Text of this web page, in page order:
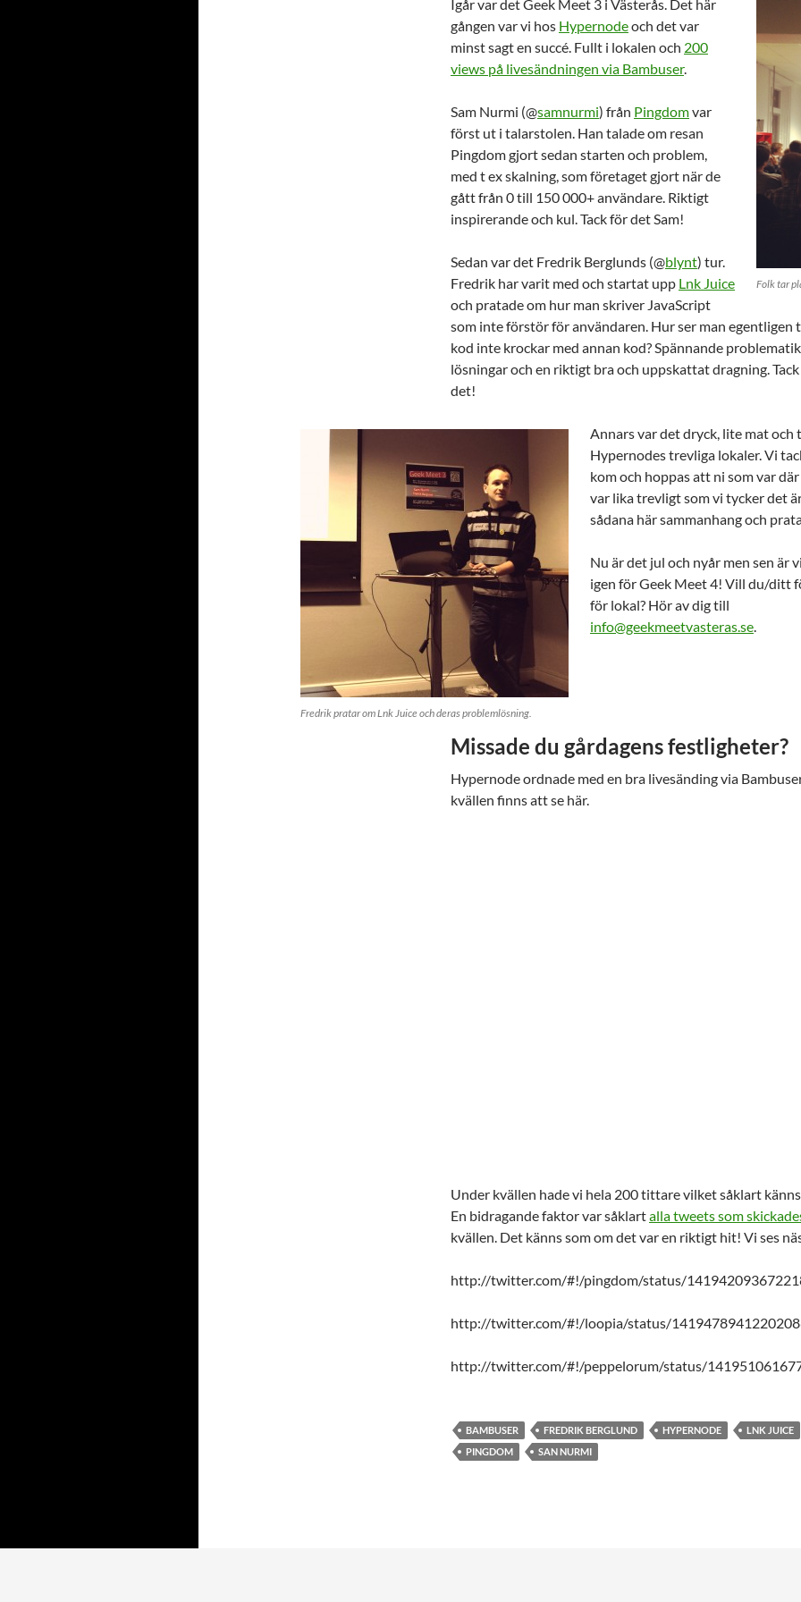
Folk tar
Igår var det Geek Meet 3 i Västerås. Det här
gången var vi hos Hypernodeoch det var
minst sagt en succé. Fullt i lokalen och 200
views på livesändningen via Bambuser.
Sam Nurmi (@samnurmi) från Pingdomvar
först ut i talarstolen. Han talade om resan
Pingdom gjort sedan starten och problem,
med t ex skalning, som företaget gjort när de
gått från 0 till 150 000+ användare. Riktigt
inspirerande och kul. Tack för det Sam!
Sedan var det Fredrik Berglunds (@blynt) tur.
Fredrik har varit med och startat upp Lnk Juice
och pratade om hur man skriver JavaScript
som inte förstör för användaren. Hur ser man egentligen
kod inte krockar med annan kod? Spännande
lösningar och en riktigt bra och uppskattat dragning.
det!
Fredrik pratar om Lnk Juice och deras problemlösning.
Annars var det dryck, lite mat och
Hypernodes trevliga lokaler. Vi
kom och hoppas att ni som var
var lika trevligt som vi tycker det
sådana här sammanhang och
Nu är det jul och nyår men sen är
igen för Geek Meet 4! Vill du/ditt
för lokal? Hör av dig till
info@geekmeetvasteras.se.
Missade du gårdagens festligheter?
Hypernode ordnade med en bra livesänding via
kvällen finns att se här.
Under kvällen hade vi hela 200 tittare vilket såklart
En bidragande faktor var såklartalla tweets som
kvällen. Det känns som om det var en riktigt hit! Vi ses
http://twitter.com/#!/pingdom/status/
http://twitter.com/#!/loopia/status/
http://twitter.com/#!/peppelorum/status/
BAMBUSER FREDRIK BERGLUND HYPERNODE
LNK JUICE
PINGDOM
SAN NURMI